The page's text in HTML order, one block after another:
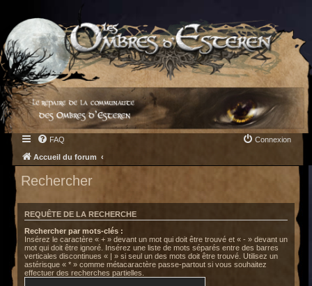
FAQ Connexion
Accueil du forum
Rechercher
REQUÊTE DE LA RECHERCHE
Rechercher par mots-clés :
Insérez le caractère « + » devant un mot qui doit être trouvé et « - » devant un
mot qui doit être ignoré. Insérez une liste de mots séparés entre des barres
verticales discontinues « | » si seul un des mots doit être trouvé. Utilisez un
astérisque « * » comme métacaractère passe-partout si vous souhaitez
effectuer des recherches partielles.